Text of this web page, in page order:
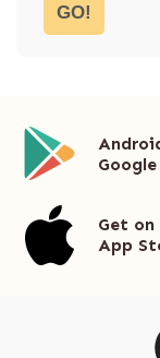
GO!
Get on
App